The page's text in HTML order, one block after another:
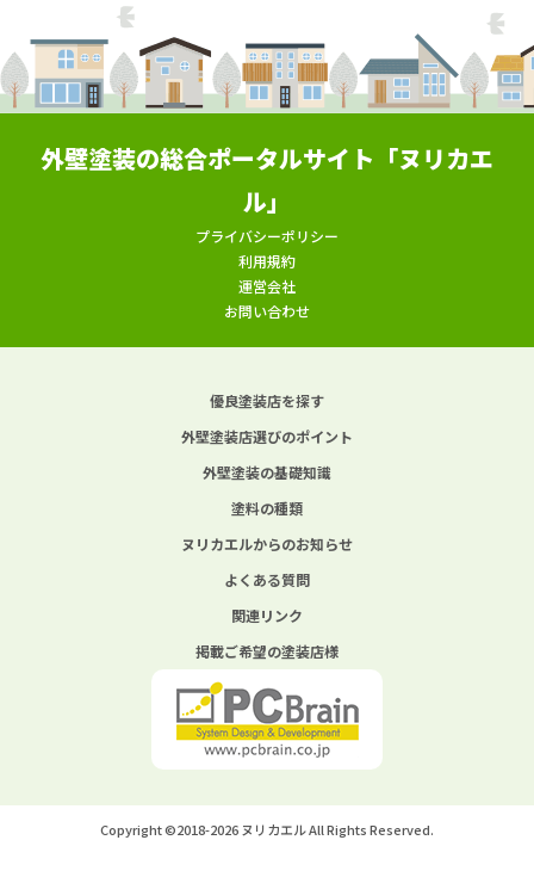
外壁塗装の総合ポータルサイト「ヌリカエ
ル」
プライバシーポリシー
利用規約
運営会社
お問い合わせ
優良塗装店を探す
外壁塗装店選びのポイント
外壁塗装の基礎知識
塗料の種類
ヌリカエルからのお知らせ
よくある質問
関連リンク
掲載ご希望の塗装店様
Copyright ©2018-2026 ヌリカエル All Rights Reserved.